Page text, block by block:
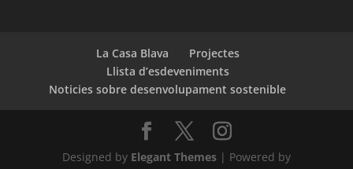
La Casa Blava
Projectes
Llista d’esdeveniments
Noticies sobre desenvolupament sostenible
Designed by Elegant Themes| Powered by